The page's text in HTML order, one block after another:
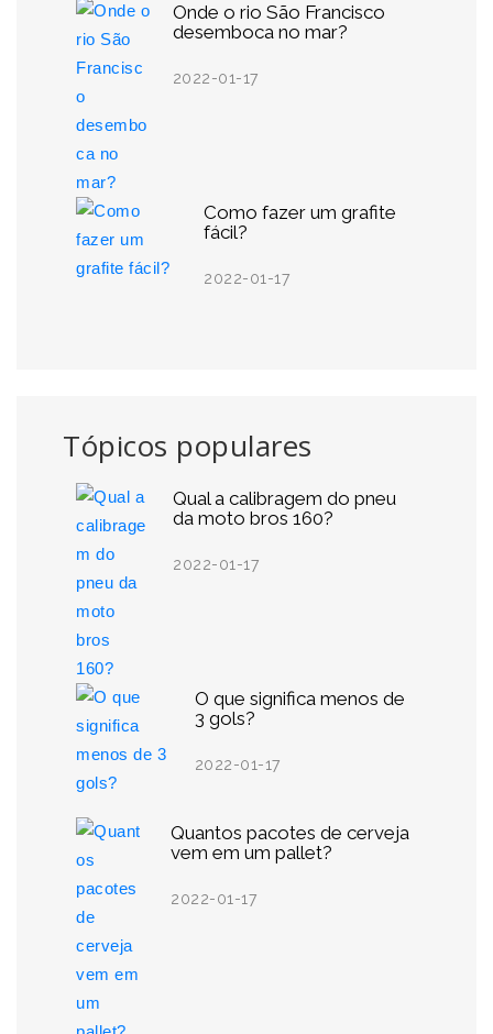
Onde o rio São Francisco
desemboca no mar?
2022-01-17
Como fazer um grafite
fácil?
2022-01-17
Tópicos populares
Qual a calibragem do pneu
da moto bros 160?
2022-01-17
O que significa menos de
3 gols?
2022-01-17
Quantos pacotes de cerveja
vem em um pallet?
2022-01-17